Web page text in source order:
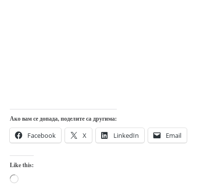
контакт
бесплатна е-књига
моја прича
Ако вам се допада, поделите са другима:
Facebook X LinkedIn Email
Like this:
Loading…